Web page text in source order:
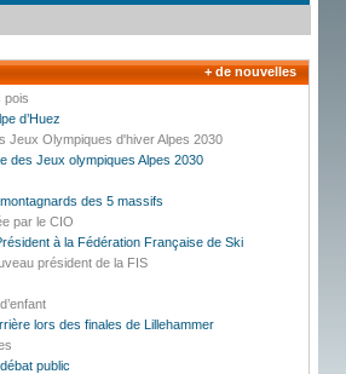
pois
d’Huez
Jeux Olympiques d'hiver Alpes 2030
des Jeux olympiques Alpes 2030
des 5 massifs
par le CIO
à la Fédération Française de Ski
président de la FIS
lors des finales de Lillehammer
public
+ de nouvelles